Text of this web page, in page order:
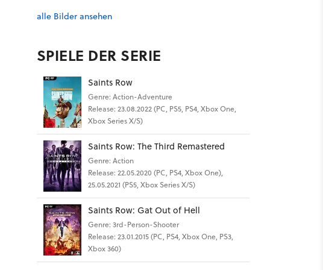
alle Bilder ansehen
SPIELE DER SERIE
Saints Row
Genre: Action-Adventure
Release: 23.08.2022 (PC, PS5, PS4, Xbox One,
Xbox Series X/S)
Saints Row: The Third Remastered
Genre: Action
Release: 22.05.2020 (PC, PS4, Xbox One),
25.05.2021 (PS5, Xbox Series X/S)
Saints Row: Gat Out of Hell
Genre: 3rd-Person-Shooter
Release: 23.01.2015 (PC, PS4, Xbox One, PS3,
Xbox 360)